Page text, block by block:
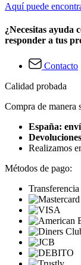
Aquí puede
¿Necesitas ayuda
responder a tus
Contacto
Calidad probada
Compra de manera
España:
Realizamos
Métodos de pago: